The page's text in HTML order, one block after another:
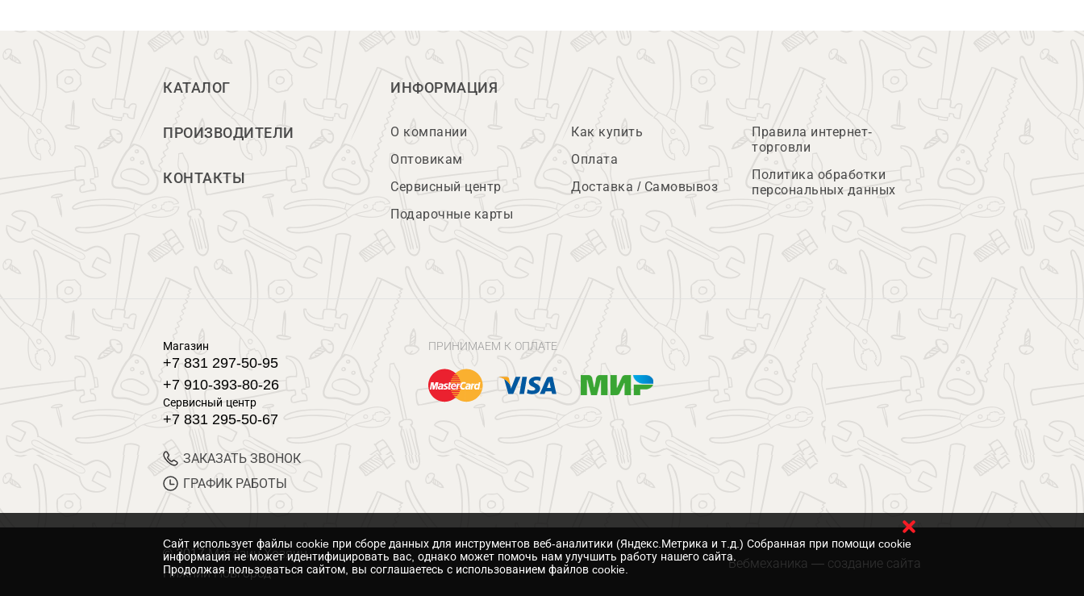
КАТАЛОГ
ПРОИЗВОДИТЕЛИ
КОНТАКТЫ
ИНФОРМАЦИЯ
О компании
Оптовикам
Сервисный центр
Подарочные карты
Как купить
Оплата
Доставка / Самовывоз
Правила интернет-
торговли
Политика обработки
персональных данных
Магазин
+7 831 297-50-95
+7 910-393-80-26
Сервисный центр
+7 831 295-50-67
ЗАКАЗАТЬ ЗВОНОК
ГРАФИК РАБОТЫ
ПРИНИМАЕМ К ОПЛАТЕ
© 2017 Магазин Хозяин
Нижний Новгород
Вебмеханика — создание сайта
Cайт использует файлы cookie при сборе данных для инструментов веб-аналитики (Яндекс.Метрика и т.д.) Собранная при помощи cookie
информация не может идентифицировать вас, однако может помочь нам улучшить работу нашего сайта.
Продолжая пользоваться сайтом, вы соглашаетесь с использованием файлов cookie.